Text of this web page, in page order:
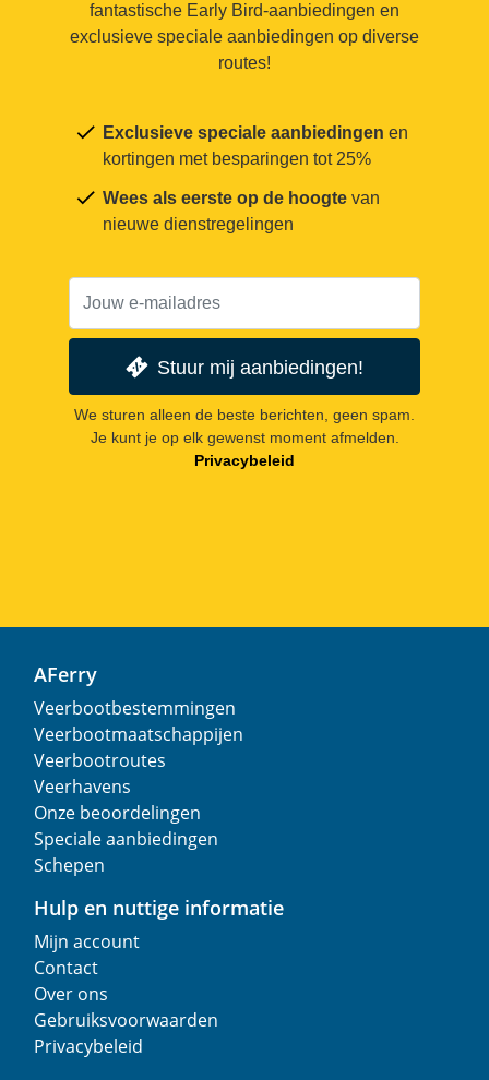
fantastische Early Bird-aanbiedingen en
exclusieve speciale aanbiedingen op diverse
routes!
Exclusieve speciale aanbiedingen en
kortingen met besparingen tot 25%
Wees als eerste op de hoogte van
nieuwe dienstregelingen
Stuur mij aanbiedingen!
We sturen alleen de beste berichten, geen spam.
Je kunt je op elk gewenst moment afmelden.
Privacybeleid
AFerry
Veerbootbestemmingen
Veerbootmaatschappijen
Veerbootroutes
Veerhavens
Onze beoordelingen
Speciale aanbiedingen
Schepen
Hulp en nuttige informatie
Mijn account
Contact
Over ons
Gebruiksvoorwaarden
Privacybeleid